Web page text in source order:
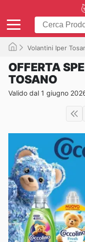
Volantini Iper
OFFERTA
TOSANO
Valido dal 1 giugno